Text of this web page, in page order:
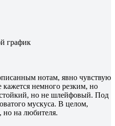
график
нотам, явно чувствую
кажется немного резким, но
стойкий, но не шлейфовый. Под
мускуса. В целом,
но на любителя.